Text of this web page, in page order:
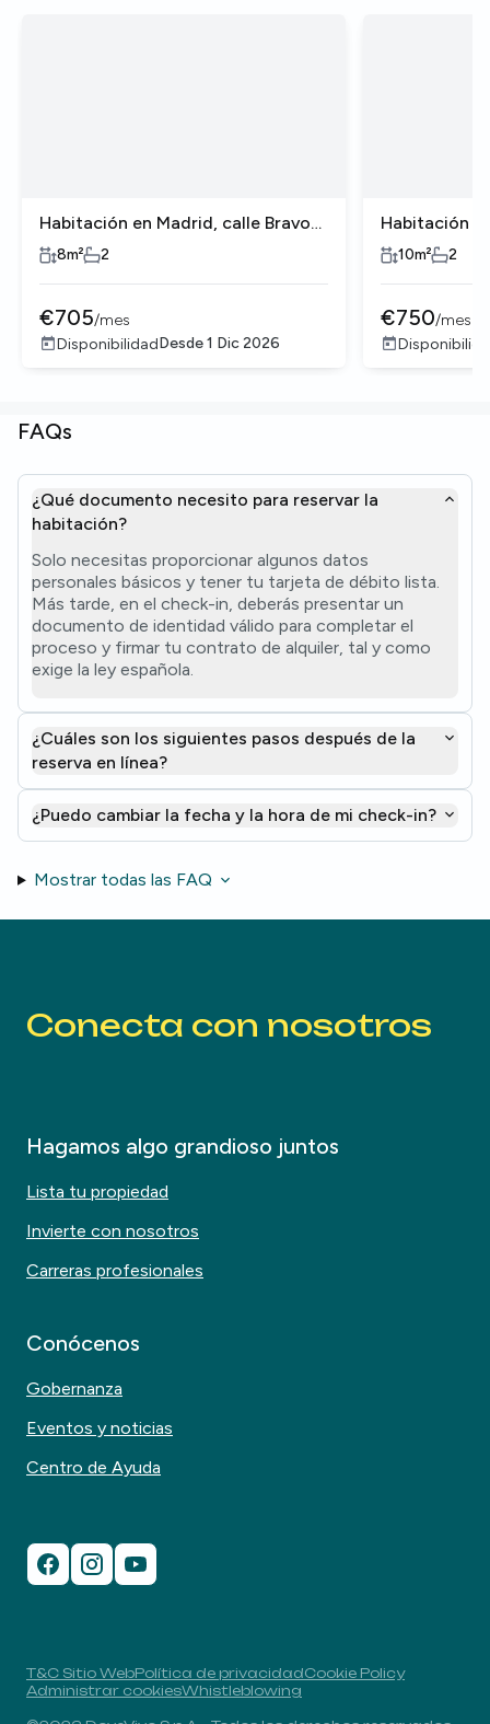
Habitación en Madrid, calle Bravo
Murillo
8m² 2
€705/mes
DisponibilidadDesde1 Dic 2026
Habitación
Murillo
10m² 2
€750/mes
FAQs
¿Qué documento necesito para reservar la
habitación?
Solo necesitas proporcionar algunos datos
personales básicos y tener tu tarjeta de débito lista.
Más tarde, en el check-in, deberás presentar un
documento de identidad válido para completar el
proceso y firmar tu contrato de alquiler, tal y como
exige la ley española.
¿Cuáles son los siguientes pasos después de la
reserva en línea?
¿Puedo cambiar la fecha y la hora de mi check-in?
Mostrar todas las FAQ
Conecta con nosotros
Hagamos algo grandioso juntos
Lista tu propiedad
Invierte con nosotros
Carreras profesionales
Conócenos
Gobernanza
Eventos y noticias
Centro de Ayuda
T&C Sitio WebPolítica de privacidadCookie Policy
Administrar cookiesWhistleblowing